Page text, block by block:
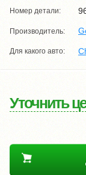
Номер детали:
Производитель:
Для какого авто:
Уточнить